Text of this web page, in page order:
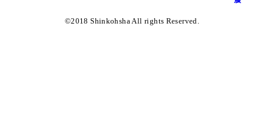
©︎2018 Shinkohsha All rights Reserved.